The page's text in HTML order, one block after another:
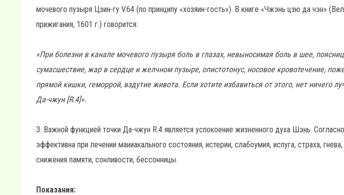
мочевого пузыря Цзин-гу V.64 (по принципу «хозяин-гость»). В книге «Чжэнь цзю да чэн»
прижигания, 1601 г.) говорится:
«При болезни в канале мочевого пузыря боль в глазах, невыносимая боль в шее,
сумасшествие, жар в сердце и желчном пузыре, опистотонус, носовое кровотечение,
прямой кишки, геморрой, вздутие живота. Если хотите избавиться от этого, нет ничего
Да-чжун [R.4]».
3. Важной функцией точки Да-чжун R.4 является успокоение жизненного духа Шэнь.
эффективна при лечении маниакального состояния, истерии, слабоумия, испуга, страха,
снижения памяти, сонливости, бессонницы.
Показания: